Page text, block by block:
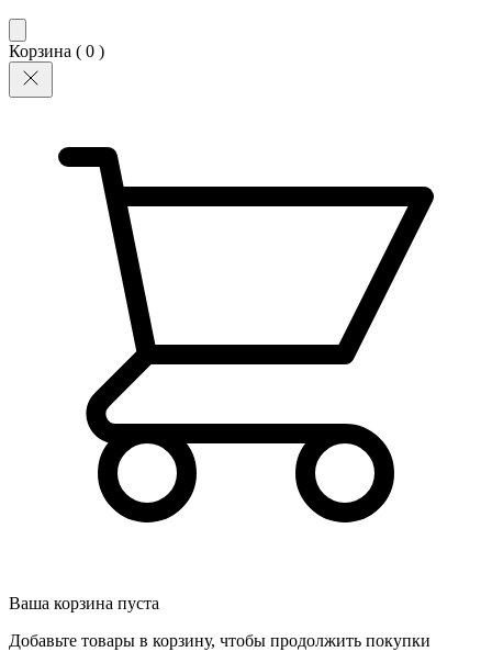
Корзина ( 0 )
Ваша корзина пуста
Добавьте товары в корзину, чтобы продолжить покупки